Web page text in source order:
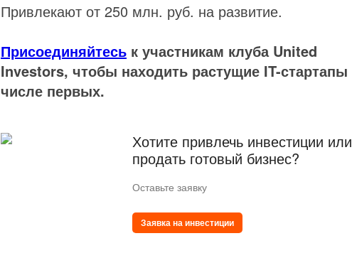
Привлекают от 250 млн. руб. на развитие.
Присоединяйтесь к участникам клуба United
Investors, чтобы находить растущие IT-стартапы
числе первых.
Хотите привлечь инвестиции или
продать готовый бизнес?
Оставьте заявку
Заявка на инвестиции